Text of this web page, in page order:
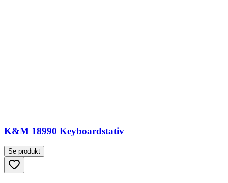
K&M 18990 Keyboardstativ
Se produkt